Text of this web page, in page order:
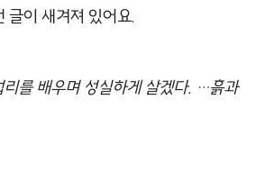
글이 새겨져 있어요.
리를 배우며 성실하게 살겠다. …흙과